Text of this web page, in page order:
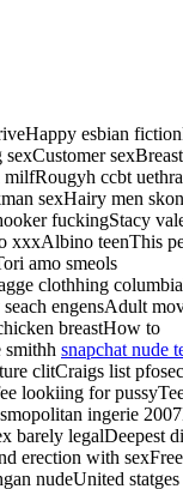
esbian
ccbt
sexHairy men
fuckingStacy
xxxAlbino teenThis
amo smeols
clothhing
engensAdult
breastHow to
smithh snapchat nude
clitCraigs list
lookiing for
ingerie
barely legalDeepest
erection with
nudeUnited